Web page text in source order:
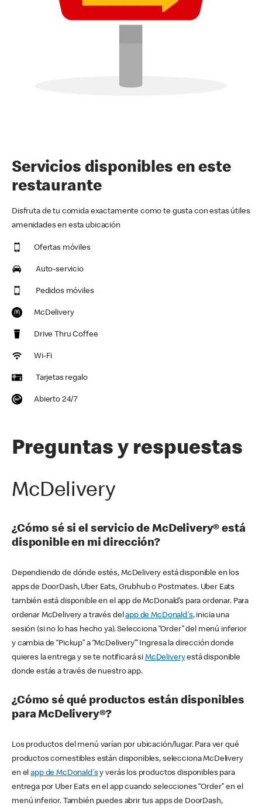
Servicios disponibles en este
restaurante
Disfruta de tu comida exactamente como te gusta con estas útiles
amenidades en esta ubicación
Ofertas móviles
Auto-servicio
Pedidos móviles
McDelivery
Drive Thru Coffee
Wi-Fi
Tarjetas regalo
Abierto 24/7
Preguntas y respuestas
McDelivery
¿Cómo sé si el servicio de McDelivery® está
disponible en mi dirección?
Dependiendo de dónde estés, McDelivery está disponible en los
apps de DoorDash, Uber Eats, Grubhub o Postmates. Uber Eats
también está disponible en el app de McDonald’s para ordenar. Para
ordenar McDelivery a través delapp de McDonald's, inicia una
sesión (si no lo has hecho ya). Selecciona “Order” del menú inferior
y cambia de “Pickup” a “McDelivery’” Ingresa la dirección donde
quieres la entrega y se te notificará si McDeliveryestá disponible
donde estás a través de nuestro app.
¿Cómo sé qué productos están disponibles
para McDelivery®?
Los productos del menú varían por ubicación/lugar. Para ver qué
productos comestibles están disponibles, selecciona McDelivery
en elapp de McDonald'sy verás los productos disponibles para
entrega por Uber Eats en el app cuando selecciones “Order” en el
menú inferior. También puedes abrir tus apps de DoorDash,